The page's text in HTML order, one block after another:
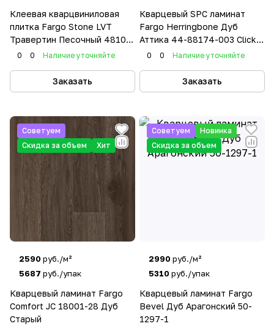
Клеевая кварцвиниловая
плитка Fargo Stone LVT
Травертин Песочный 48102-
08 фаска
0 0 Наличие уточняйте
Заказать
Кварцевый SPC ламинат
Fargo Herringbone Дуб
Аттика 44-88174-003 Click
System 5G
0 0 Наличие уточняйте
Заказать
Советуем
Скидка за объем
Хит
2590 руб./м²
5687 руб./упак
Кварцевый ламинат Fargo
Comfort JC 18001-28 Дуб
Старый
Советуем
Новинка
Скидка за объем
2990 руб./м²
5310 руб./упак
Кварцевый ламинат Fargo
Bevel Дуб Арагонский 50-
1297-1